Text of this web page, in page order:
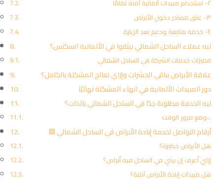
٢- استخدام مبيدات ألمانية آمنة تمامًا
٣- غلق مصادر دخول الأبراص
٤- خدمة متابعة ودعم بعد الزيارة
ليه عملاء الساحل الشمالي بيثقوا في الألمانية انسكتس؟
مميزات خدمات الشركة في الساحل الشمالي
علاقة الأبراص بباقي الحشرات وإزاي نعالج المشكلة بالكامل؟
دور المبيدات الألمانية في انهاء المشكلة نهائيًا
ليه الخدمة مطلوبة جدًا في الساحل الشمالي بالذات؟
ومع مرور الوقت…
🟩 أرقام التواصل لخدمة إبادة الأبراص في الساحل الشمالي
هل الأبراص خطيرة؟
إزاي أعرف إن بيتي في الساحل فيه أبراص؟
هل مبيدات إبادة الأبراص آمنة؟